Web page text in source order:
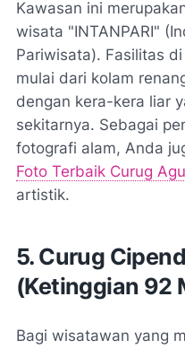
Kawasan ini
wisata "INTANPARI"
Pariwisata). Fasilitas
mulai dari kolam
dengan kera-kera liar
sekitarnya. Sebagai
fotografi alam, Anda
Foto Terbaik Curug
artistik.
5. Curug
(Ketinggian 92
Bagi wisatawan yang